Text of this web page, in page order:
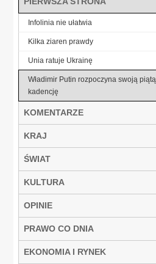
Infolinia nie ułatwia
Kilka ziaren prawdy
Unia ratuje Ukrainę
Władimir Putin rozpoczyna swoją piątą
kadencję
KOMENTARZE
KRAJ
ŚWIAT
KULTURA
OPINIE
PRAWO CO DNIA
EKONOMIA I RYNEK